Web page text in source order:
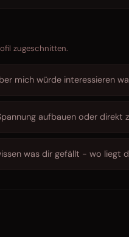
zugeschnitten.
mich würde interessieren
aufbauen oder direkt
was dir gefällt - wo liegt